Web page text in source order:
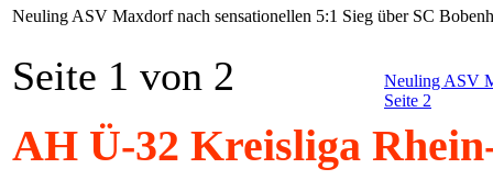
Neuling ASV Maxdorf nach sensationellen 5:1 Sieg über SC
Neuling ASV
Seite 2
Seite 1 von 2
AH Ü-32 Kreisliga